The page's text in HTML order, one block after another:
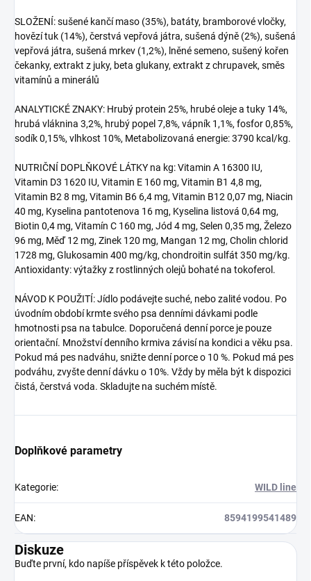
SLOŽENÍ: sušené kančí maso (35%), batáty, bramborové vločky,
hovězí tuk (14%), čerstvá vepřová játra, sušená dýně (2%), sušená
vepřová játra, sušená mrkev (1,2%), lněné semeno, sušený kořen
čekanky, extrakt z juky, beta glukany, extrakt z chrupavek, směs
vitamínů a minerálů
ANALYTICKÉ ZNAKY: Hrubý protein 25%, hrubé oleje a tuky 14%,
hrubá vláknina 3,2%, hrubý popel 7,8%, vápník 1,1%, fosfor 0,85%,
sodík 0,15%, vlhkost 10%, Metabolizovaná energie: 3790 kcal/kg.
NUTRIČNÍ DOPLŇKOVÉ LÁTKY na kg: Vitamin A 16300 IU,
Vitamin D3 1620 IU, Vitamin E 160 mg, Vitamin B1 4,8 mg,
Vitamin B2 8 mg, Vitamin B6 6,4 mg, Vitamin B12 0,07 mg, Niacin
40 mg, Kyselina pantotenova 16 mg, Kyselina listová 0,64 mg,
Biotin 0,4 mg, Vitamín C 160 mg, Jód 4 mg, Selen 0,35 mg, Železo
96 mg, Měď 12 mg, Zinek 120 mg, Mangan 12 mg, Cholin chlorid
1728 mg, Glukosamin 400 mg/kg, chondroitin sulfát 350 mg/kg.
Antioxidanty: výtažky z rostlinných olejů bohaté na tokoferol.
NÁVOD K POUŽITÍ: Jídlo podávejte suché, nebo zalité vodou. Po
úvodním období krmte svého psa denními dávkami podle
hmotnosti psa na tabulce. Doporučená denní porce je pouze
orientační. Množství denního krmiva závisí na kondici a věku psa.
Pokud má pes nadváhu, snižte denní porce o 10 %. Pokud má pes
podváhu, zvyšte denní dávku o 10%. Vždy by měla být k dispozici
čistá, čerstvá voda. Skladujte na suchém místě.
Doplňkové parametry
Kategorie: WILD line
EAN: 8594199541489
Diskuze
Buďte první, kdo napíše příspěvek k této položce.